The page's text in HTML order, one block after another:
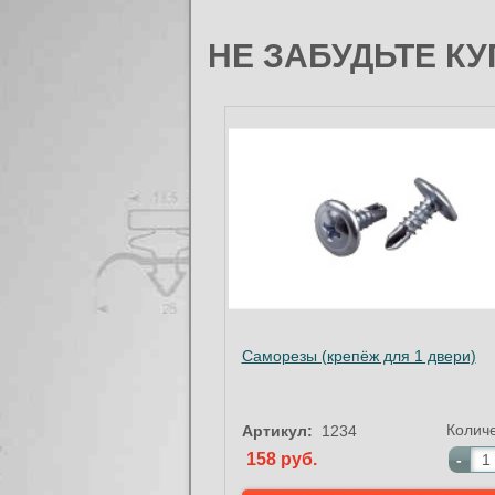
НЕ ЗАБУДЬТЕ
Саморезы (крепёж для 1 двери)
Артикул: 1234
158 руб.
-